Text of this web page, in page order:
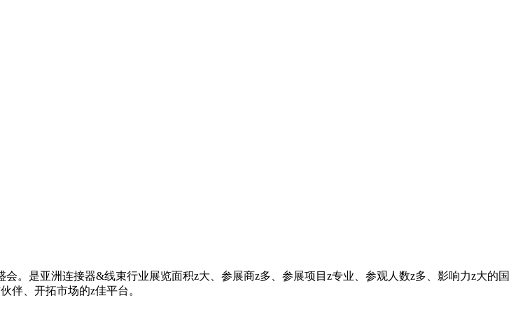
。是亚洲连接器&线束行业展览面积z大、参展商z多、参展项目z专业、参观人数z多、影响力z大的国
伴、开拓市场的z佳平台。